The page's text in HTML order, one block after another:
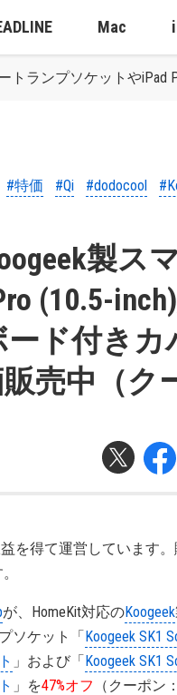
Mac
トランプソケットや
#特価 #Qi #dodocool
製ス
(10.5-
ード付きカ
売中（ク
を得て運営しています。
が、HomeKit対応のKoogeek
ソケット「Koogeek SK1
」および「Koogeek SK1
」を47%オフ
（クーポン：